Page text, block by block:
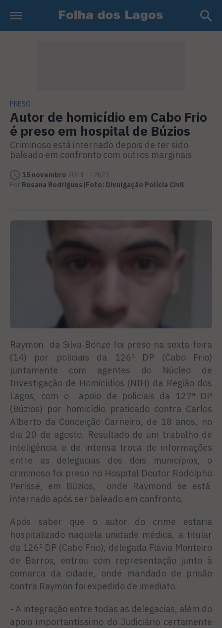
PRESO
Autor de homicídio em Cabo Frio
é preso em hospital de Búzios
Criminoso está internado depois de ter sido
baleado em confronto com outros marginais
15 novembro 2014 - 12h23
Por Rosana Rodrigues|Foto: Divulgação Polícia Civil
Raymon da Silva Bonze foi preso na sexta-feira
(14) por policiais da 126ª DP (Cabo Frio)
juntamente com agentes do Núcleo de
Investigação de Homicídios (NIH) da Região dos
Lagos, com o apoio de policiais da 127ª DP
(Búzios) por homicídio praticado contra Carlos
Alberto da Conceição Carneiro, de 18 anos, no
dia 20 de agosto. Resultado de um trabalho de
inteligência e de intensa troca de informações
entre as delegacias dos dois municípios, o
criminoso foi preso no Hospital Doutor Rodolpho
Perissé, em Búzios, onde Raymond se está
internado após ser baleado em confronto.
Após saber que o autor do crime estaria
hospitalizado naquela unidade médica, a titular
da 126ª DP (Cabo Frio), delegada Flávia Monteiro
de Barros, entrou com representação junto à
comarca da cidade, onde mandado de prisão
contra Raymon foi expedido de imediato.
- A integração entre todas as delegacias, além do
apoio importantíssimo do Judiciário certamente